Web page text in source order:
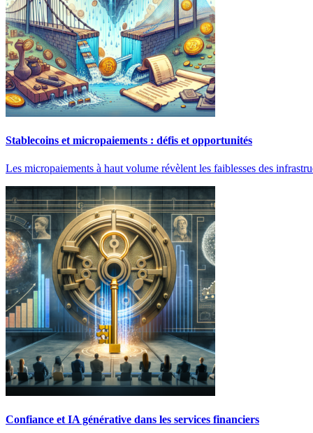
Stablecoins et micropaiements : défis et opportunités
Les micropaiements à haut volume révèlent les faiblesses des
Confiance et IA générative dans les services financiers